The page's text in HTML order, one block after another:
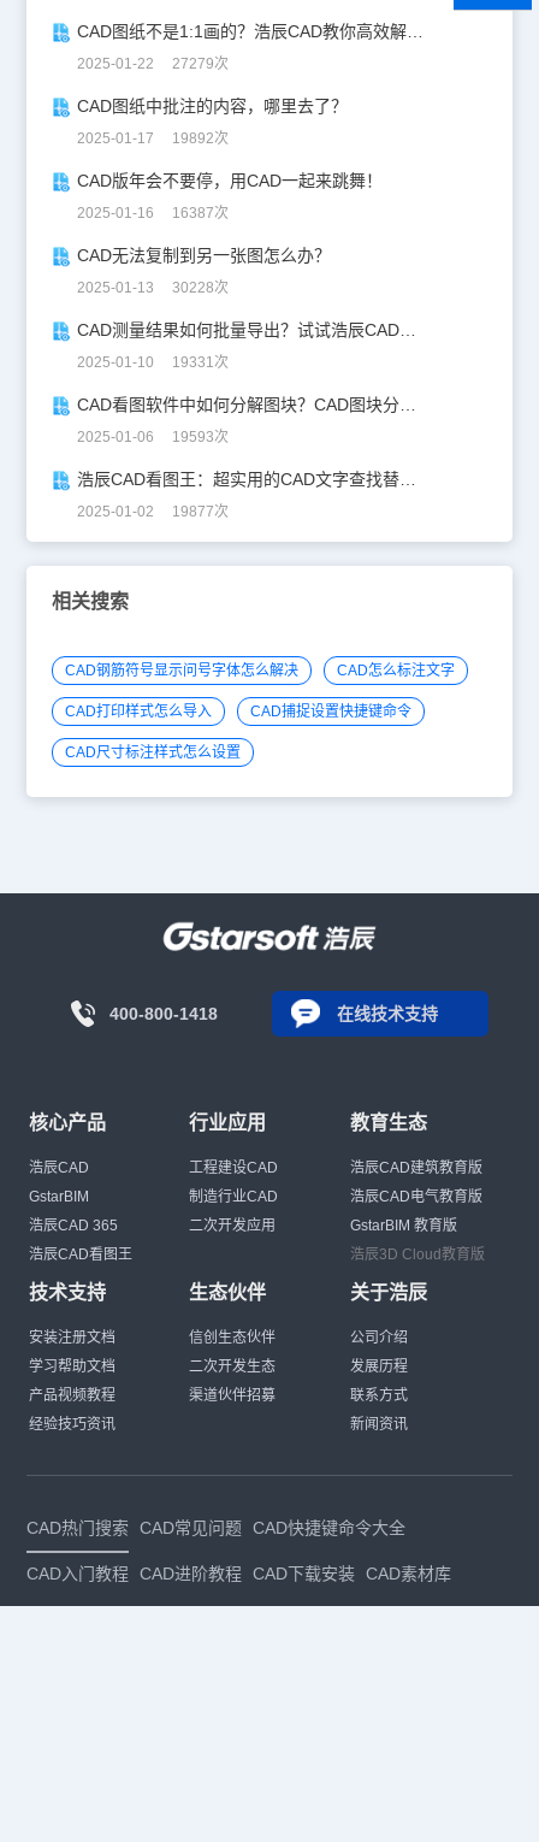
CAD图纸不是1:1画的？浩辰CAD教你高效解决！
2025-01-22 27279次
CAD图纸中批注的内容，哪里去了？
2025-01-17 19892次
CAD版年会不要停，用CAD一起来跳舞！
2025-01-16 16387次
CAD无法复制到另一张图怎么办？
2025-01-13 30228次
CAD测量结果如何批量导出？试试浩辰CAD看图王！
2025-01-10 19331次
CAD看图软件中如何分解图块？CAD图块分解详解！
2025-01-06 19593次
浩辰CAD看图王：超实用的CAD文字查找替换技巧分享！
2025-01-02 19877次
相关搜索
CAD钢筋符号显示问号字体怎么解决 CAD怎么标注文字
CAD打印样式怎么导入 CAD捕捉设置快捷键命令
CAD尺寸标注样式怎么设置
400-800-1418 在线技术支持
核心产品
浩辰CAD
GstarBIM
浩辰CAD 365
浩辰CAD看图王
行业应用
工程建设CAD
制造行业CAD
二次开发应用
教育生态
浩辰CAD建筑教育版
浩辰CAD电气教育版
GstarBIM 教育版
浩辰3D Cloud教育版
技术支持
安装注册文档
学习帮助文档
产品视频教程
经验技巧资讯
生态伙伴
信创生态伙伴
二次开发生态
渠道伙伴招募
关于浩辰
公司介绍
发展历程
联系方式
新闻资讯
CAD热门搜索 CAD常见问题 CAD快捷键命令大全
CAD入门教程 CAD进阶教程 CAD下载安装 CAD素材库